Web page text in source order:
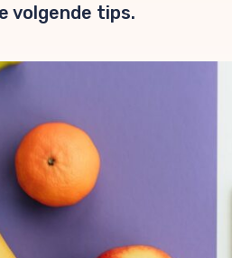
volgende tips.